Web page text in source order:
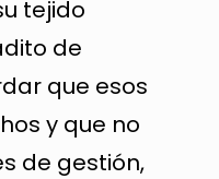
tejido
de
que esos
y que no
de gestión,